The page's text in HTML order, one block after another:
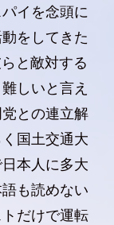
イを念頭に
をしてきた
と敵対する
しいと言え
との連立解
国土交通大
本人に多大
も読めない
だけで運転